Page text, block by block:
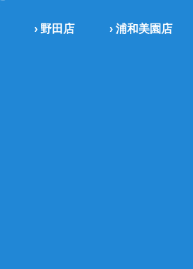
› 野田店 › 浦和美園店